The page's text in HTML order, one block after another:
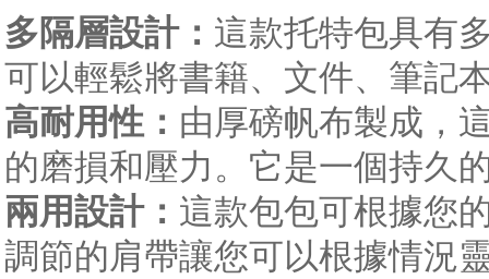
多隔層設計： 這款托特包具有
可以輕鬆將書籍、文件、筆記
高耐用性： 由厚磅帆布製成，
的磨損和壓力。它是一個持久
兩用設計： 這款包包可根據您
調節的肩帶讓您可以根據情況